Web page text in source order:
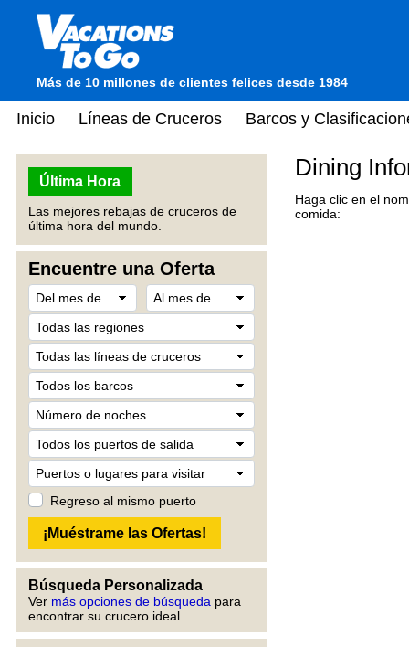
Más de 10 millones de clientes felices desde 1984
Inicio Líneas de Cruceros Barcos y
Última Hora
Las mejores rebajas de cruceros de
última hora del mundo.
Encuentre una Oferta
Regreso al mismo puerto
Búsqueda Personalizada
Ver más opciones de búsqueda para
encontrar su crucero ideal.
Dining
Haga clic en el
comida: